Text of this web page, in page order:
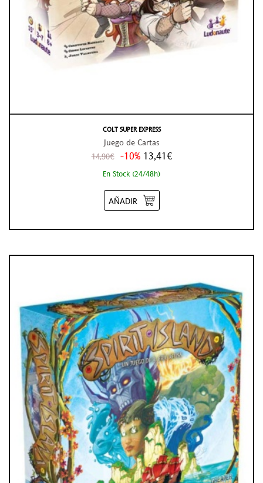
COLT SUPER EXPRESS
Juego de Cartas
14,90€ -10% 13,41€
En Stock (24/48h)
AÑADIR